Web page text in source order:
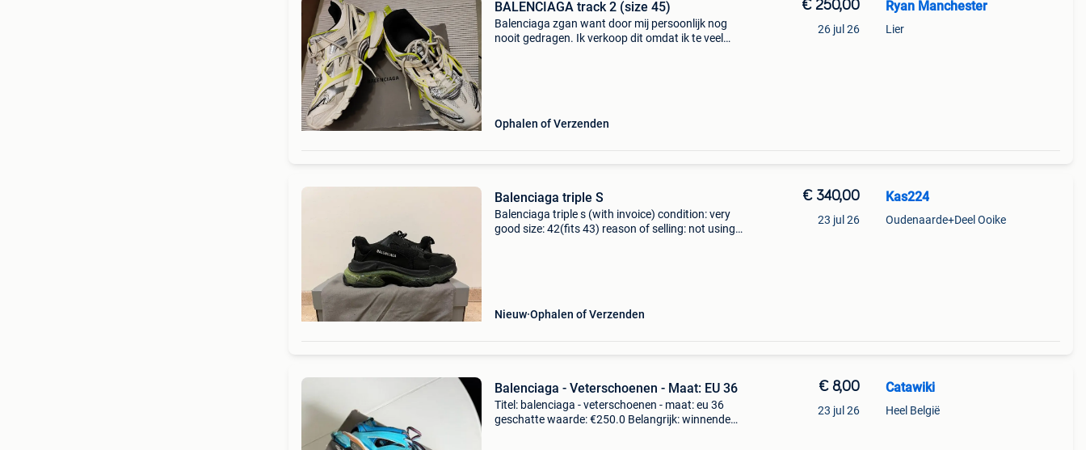
BALENCIAGA track 2 (size 45)
Balenciaga zgan want door mij persoonlijk nog
nooit gedragen. Ik verkoop dit omdat ik te veel
Ophalen of Verzenden
€ 250,00
26 jul 26
Ryan Manchester
Lier
Balenciaga triple S
Balenciaga triple s (with invoice) condition: very
good size: 42(fits 43) reason of selling: not using
Nieuw Ophalen of Verzenden
€ 340,00
23 jul 26
Kas224
Oudenaarde+Deel Ooike
Balenciaga - Veterschoenen - Maat: EU 36
Titel: balenciaga - veterschoenen - maat: eu 36
geschatte waarde: €250.0 Belangrijk: winnende
€ 8,00
23 jul 26
Catawiki
Heel België